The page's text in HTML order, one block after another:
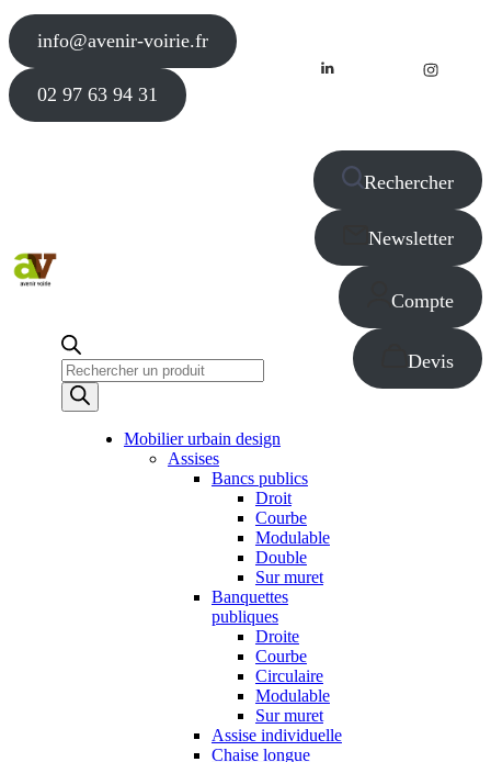
info@avenir-voirie.fr
02 97 63 94 31
Recherche
de
produits
Rechercher
Newsletter
Compte
Devis
Mobilier urbain design
Assises
Bancs publics
Droit
Courbe
Modulable
Double
Sur muret
Banquettes
publiques
Droite
Courbe
Circulaire
Modulable
Sur muret
Assise individuelle
Chaise longue